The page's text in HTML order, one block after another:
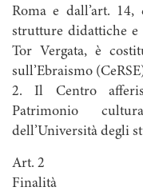
Roma e dall’art. 14,
strutture didattiche e
Tor Vergata, è
sull’Ebraismo
2. Il Centro
Patrimonio
dell’Università degli
Art. 2
Finalità